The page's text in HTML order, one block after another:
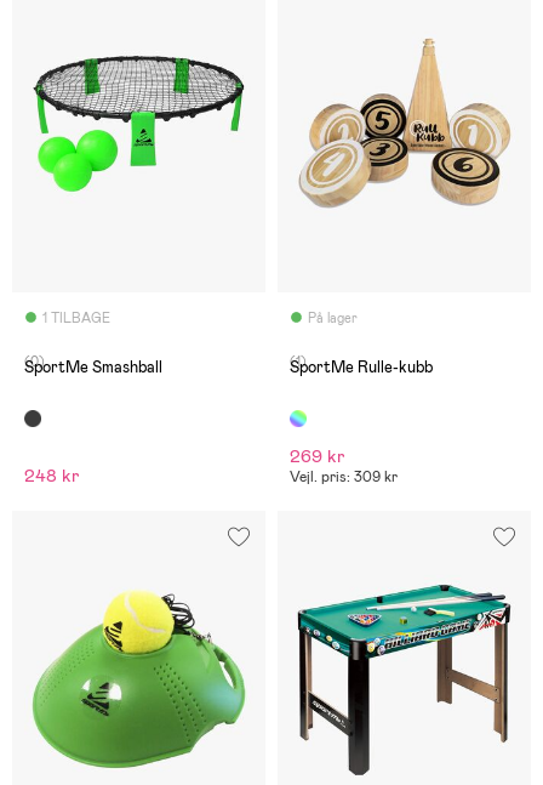
1 TILBAGE
(0)
SportMe Smashball
248 kr
På lager
(1)
SportMe Rulle-kubb
269 kr
Vejl. pris: 309 kr